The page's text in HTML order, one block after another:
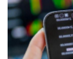
益，分紅依照勞工帳
這筆錢勞保退休金要
範，並保護勞工隱私
勞動保障卡及郵政
辦事處臨櫃查詢勞